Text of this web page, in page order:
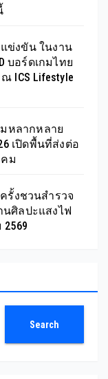
แข่งขัน ในงาน
บอร์ดเกมไทย
ICS Lifestyle
มหลากหลาย
เปิดพื้นที่ส่งต่อ
ม
ครั้งชวนสำรวจ
นศิลปะแสงไฟ
2569
Search